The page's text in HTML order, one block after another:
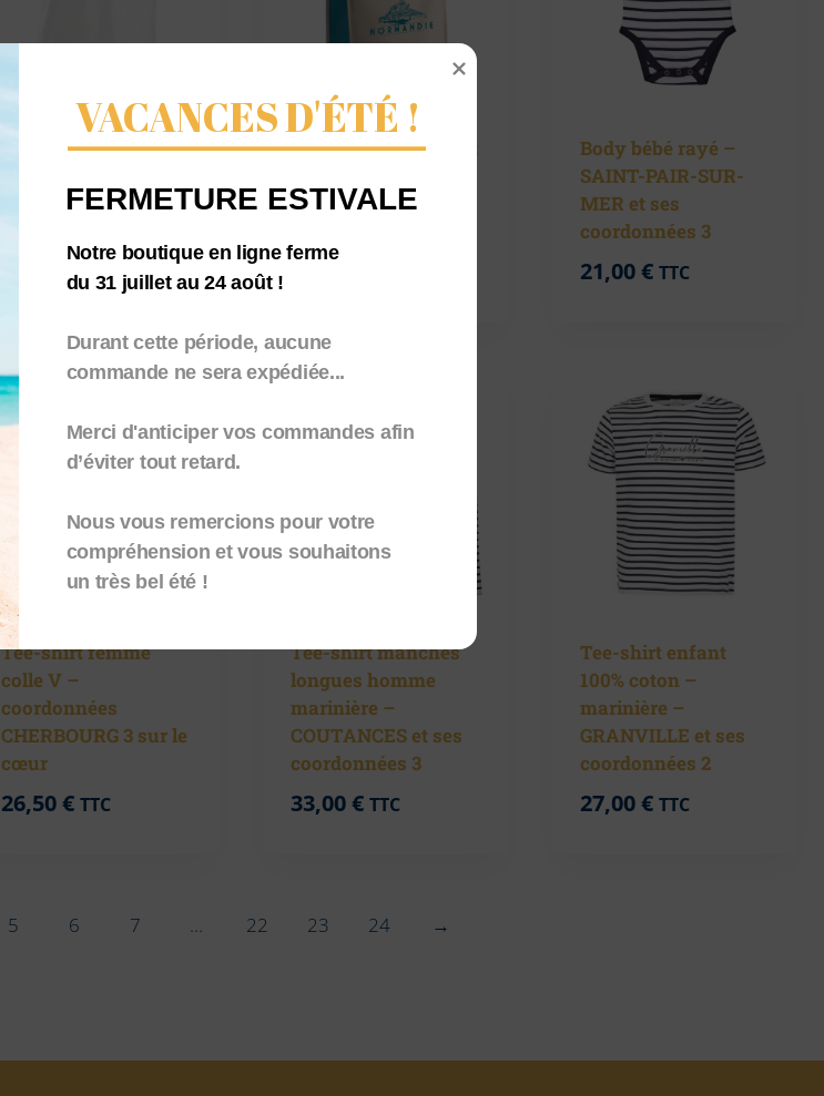
Tee-shirt enfant
Phare de
€ TTC
Sac Cabas – Le Mont
23,00€ TTC
Body bébé rayé –
SAINT-PAIR-SUR-
MER et ses
coordonnées 3
21,00€ TTC
Tee-shirt femme
colle V –
coordonnées
CHERBOURG 3 sur le
cœur
26,50€ TTC
Tee-shirt manches
longues homme
marinière –
COUTANCES et ses
coordonnées 3
33,00€ TTC
Tee-shirt enfant
100% coton –
marinière –
GRANVILLE et ses
coordonnées 2
27,00€ TTC
5 6 7 22 23 24 →
VACANCES D'ÉTÉ !
Notre boutique en ligne ferme
du 31 juillet au 24 août !
Durant cette période, aucune
commande ne sera expédiée...
Merci d'anticiper vos commandes afin
d’éviter tout retard.
Nous vous remercions pour votre
compréhension et vous souhaitons
un très bel été !
FERMETURE ESTIVALE